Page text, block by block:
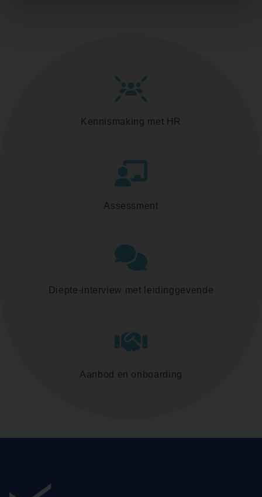
Kennismaking met HR
Assessment
Diepte-interview met leidinggevende
Aanbod en onboarding